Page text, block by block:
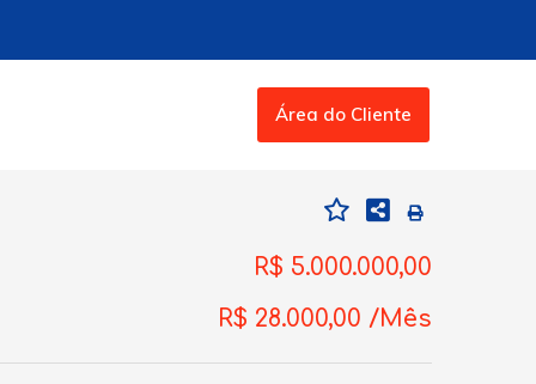
Área do Cliente
R$ 5.000.000,00
R$ 28.000,00 /Mês